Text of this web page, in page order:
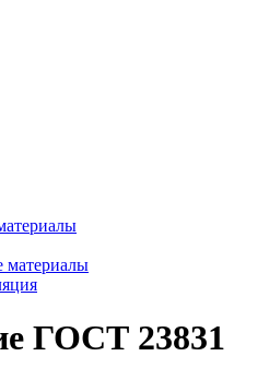
материалы
ГОСТ 23831